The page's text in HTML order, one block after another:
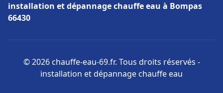
installation et dépannage chauffe eau à Bompas
66430
© 2026 chauffe-eau-69.fr. Tous droits réservés -
installation et dépannage chauffe eau